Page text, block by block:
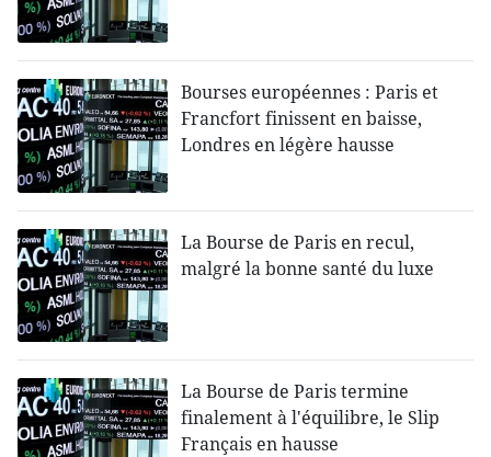
Bourses européennes : Paris et
Francfort finissent en baisse,
Londres en légère hausse
La Bourse de Paris en recul,
malgré la bonne santé du luxe
La Bourse de Paris termine
finalement à l'équilibre, le Slip
Français en hausse